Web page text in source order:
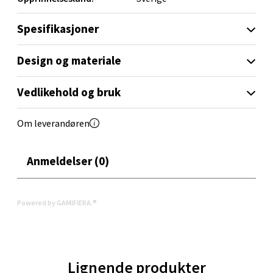
Savonia gir bordet et tidløst og harmonisk uttrykk – hver
dag.
Spesifikasjoner
Design og materiale
Vedlikehold og bruk
Om leverandøren
Anmeldelser (0)
Powered by GAMIFIERA.®
Lignende produkter
Torget 1, 6413 Molde
Åpent i dag 10-20
0 i butikk
Velg
Bolagsgata 1, 8514 Narvik
Åpent i dag 10-20
0 i butikk